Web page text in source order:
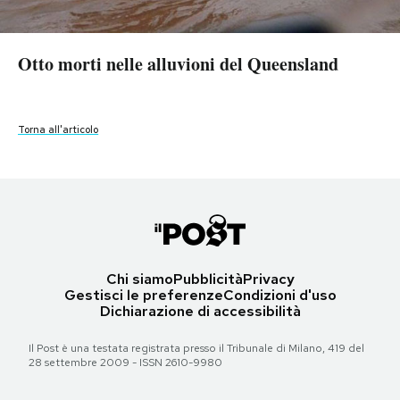
PODCAST
CALENDARIO
Area Personale
Torna all'articolo
Torna all'articolo
Otto morti nelle alluvioni del Queensland
Torna all'articolo
Otto morti nelle alluvioni del Queensland
Torna all'articolo
Otto morti nelle alluvioni del Queensland
Torna all'articolo
Otto morti nelle alluvioni del Queensland
Otto morti nelle alluvioni del Queensland
Torna all'articolo
Chi siamoPubblicitàPrivacy
Gestisci le preferenzeCondizioni d'uso
Dichiarazione di accessibilità
Il Post è una testata registrata presso il Tribunale di Milano, 419 del
28 settembre 2009 - ISSN 2610-9980